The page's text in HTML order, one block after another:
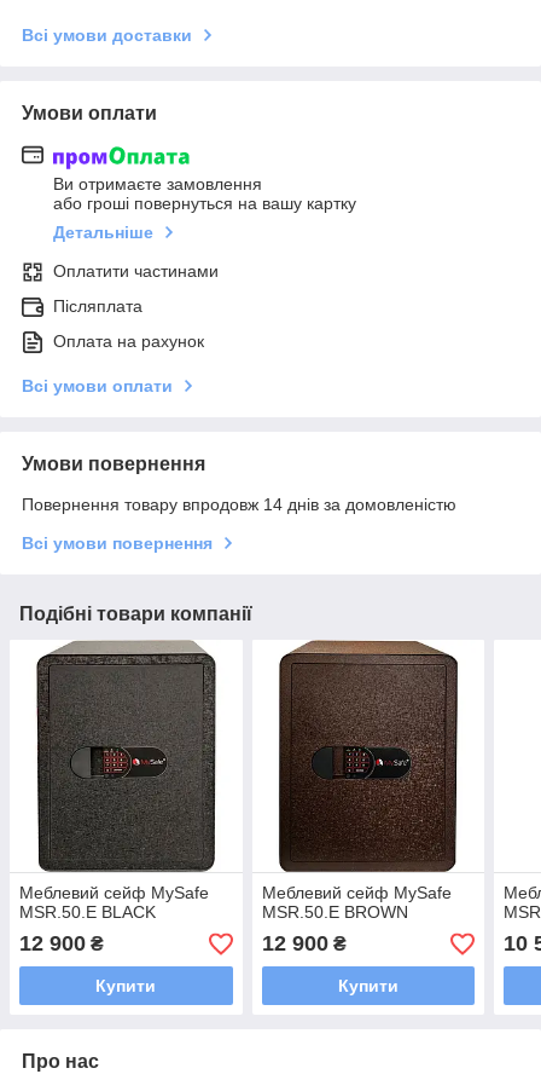
Всі умови доставки
Умови оплати
Ви отримаєте замовлення
або гроші повернуться на вашу картку
Детальніше
Оплатити частинами
Післяплата
Оплата на рахунок
Всі умови оплати
Умови повернення
Повернення товару впродовж 14 днів за домовленістю
Всі умови повернення
Подібні товари компанії
Меблевий сейф MySafe
MSR.50.E BLACK
12 900 ₴
Купити
Меблевий сейф MySafe
MSR.50.E BROWN
12 900₴
Купити
10
Про нас